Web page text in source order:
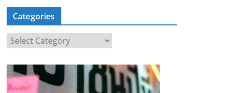
Categories
a
t
e
g